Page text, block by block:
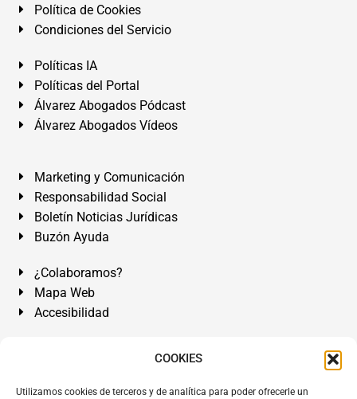
COOKIES
Utilizamos cookies de terceros y de analítica para poder ofrecerle un
Política de Cookies
Condiciones del Servicio
Políticas IA
Políticas del Portal
Álvarez Abogados Pódcast
Álvarez Abogados Vídeos
Marketing y Comunicación
Responsabilidad Social
Boletín Noticias Jurídicas
Buzón Ayuda
¿Colaboramos?
Mapa Web
Accesibilidad
Álvarez Abogados Tenerife:Calle Teobaldo Power Nº 7,
de Tenerife. Islas Canarias.